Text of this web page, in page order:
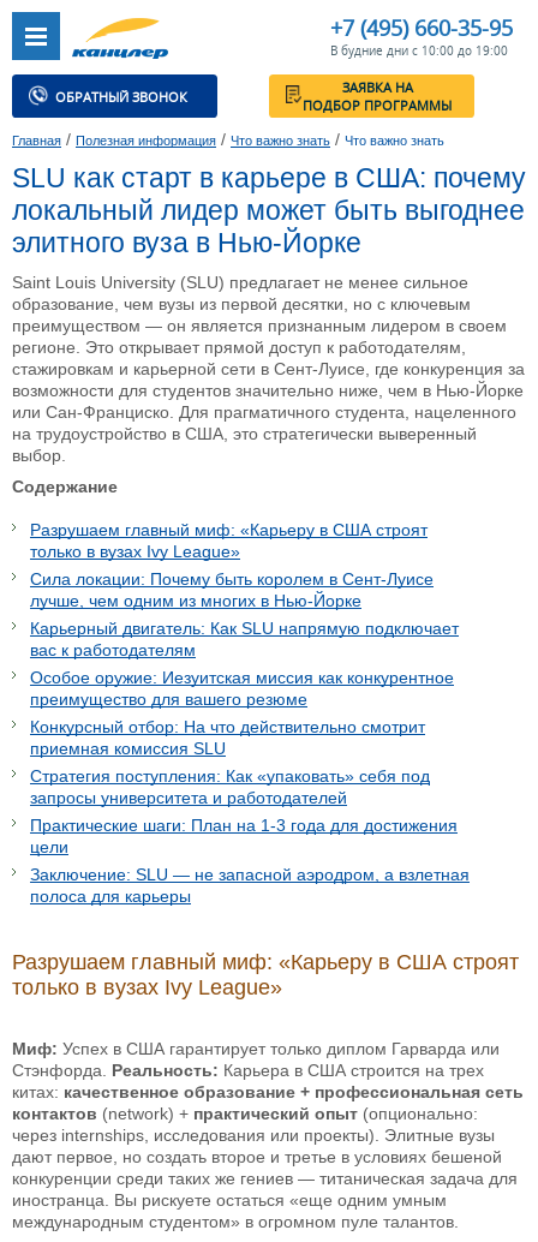
+7 (495) 660-35-95
В будние дни с 10:00 до 19:00
ОБРАТНЫЙ ЗВОНОК
ЗАЯВКА НА
ПОДБОР ПРОГРАММЫ
Главная / Полезная информация / Что важно знать / Что важно знать
SLU как старт в карьере в США: почему
локальный лидер может быть выгоднее
элитного вуза в Нью-Йорке
Saint Louis University (SLU) предлагает не менее сильное
образование, чем вузы из первой десятки, но с ключевым
преимуществом — он является признанным лидером в своем
регионе. Это открывает прямой доступ к работодателям,
стажировкам и карьерной сети в Сент-Луисе, где конкуренция за
возможности для студентов значительно ниже, чем в Нью-Йорке
или Сан-Франциско. Для прагматичного студента, нацеленного
на трудоустройство в США, это стратегически выверенный
выбор.
Содержание
Разрушаем главный миф: «Карьеру в США строят
только в вузах Ivy League»
Сила локации: Почему быть королем в Сент-Луисе
лучше, чем одним из многих в Нью-Йорке
Карьерный двигатель: Как SLU напрямую подключает
вас к работодателям
Особое оружие: Иезуитская миссия как конкурентное
преимущество для вашего резюме
Конкурсный отбор: На что действительно смотрит
приемная комиссия SLU
Стратегия поступления: Как «упаковать» себя под
запросы университета и работодателей
Практические шаги: План на 1-3 года для достижения
цели
Заключение: SLU — не запасной аэродром, а взлетная
полоса для карьеры
Разрушаем главный миф: «Карьеру в США строят
только в вузах Ivy League»
Миф: Успех в США гарантирует только диплом Гарварда или
Стэнфорда. Реальность: Карьера в США строится на трех
китах: качественное образование + профессиональная сеть
контактов (network) + практический опыт (опционально:
через internships, исследования или проекты). Элитные вузы
дают первое, но создать второе и третье в условиях бешеной
конкуренции среди таких же гениев — титаническая задача для
иностранца. Вы рискуете остаться «еще одним умным
международным студентом» в огромном пуле талантов.